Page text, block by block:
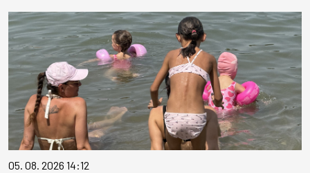
05. 08. 2026 14:12